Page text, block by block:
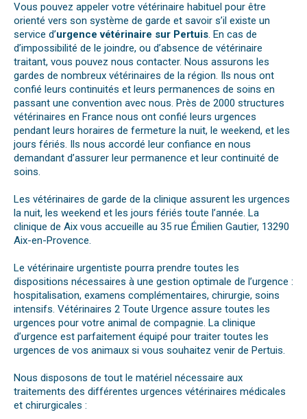
Vous pouvez appeler votre vétérinaire habituel pour être
orienté vers son système de garde et savoir s’il existe un
service d’urgence vétérinaire sur Pertuis. En cas de
d’impossibilité de le joindre, ou d’absence de vétérinaire
traitant, vous pouvez nous contacter. Nous assurons les
gardes de nombreux vétérinaires de la région. Ils nous ont
confié leurs continuités et leurs permanences de soins en
passant une convention avec nous. Près de 2000 structures
vétérinaires en France nous ont confié leurs urgences
pendant leurs horaires de fermeture la nuit, le weekend, et les
jours fériés. Ils nous accordé leur confiance en nous
demandant d’assurer leur permanence et leur continuité de
soins.
Les vétérinaires de garde de la clinique assurent les urgences
la nuit, les weekend et les jours fériés toute l’année. La
clinique de Aix vous accueille au 35 rue Émilien Gautier, 13290
Aix-en-Provence.
Le vétérinaire urgentiste pourra prendre toutes les
dispositions nécessaires à une gestion optimale de l’urgence :
hospitalisation, examens complémentaires, chirurgie, soins
intensifs. Vétérinaires 2 Toute Urgence assure toutes les
urgences pour votre animal de compagnie. La clinique
d’urgence est parfaitement équipé pour traiter toutes les
urgences de vos animaux si vous souhaitez venir de Pertuis.
Nous disposons de tout le matériel nécessaire aux
traitements des différentes urgences vétérinaires médicales
et chirurgicales :